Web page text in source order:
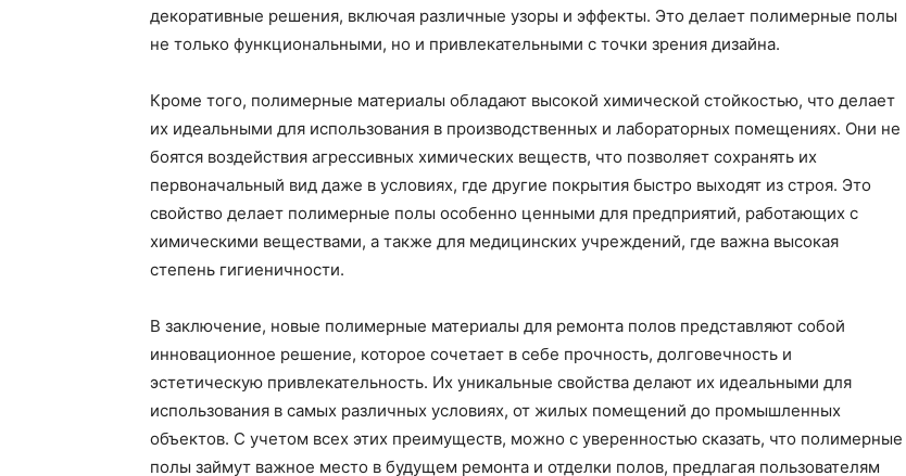
декоративные решения, включая различные узоры и эффекты. Это делает полимерные полы
не только функциональными, но и привлекательными с точки зрения дизайна.
Кроме того, полимерные материалы обладают высокой химической стойкостью, что делает
их идеальными для использования в производственных и лабораторных помещениях. Они не
боятся воздействия агрессивных химических веществ, что позволяет сохранять их
первоначальный вид даже в условиях, где другие покрытия быстро выходят из строя. Это
свойство делает полимерные полы особенно ценными для предприятий, работающих с
химическими веществами, а также для медицинских учреждений, где важна высокая
степень гигиеничности.
В заключение, новые полимерные материалы для ремонта полов представляют собой
инновационное решение, которое сочетает в себе прочность, долговечность и
эстетическую привлекательность. Их уникальные свойства делают их идеальными для
использования в самых различных условиях, от жилых помещений до промышленных
объектов. С учетом всех этих преимуществ, можно с уверенностью сказать, что полимерные
полы займут важное место в будущем ремонта и отделки полов, предлагая пользователям